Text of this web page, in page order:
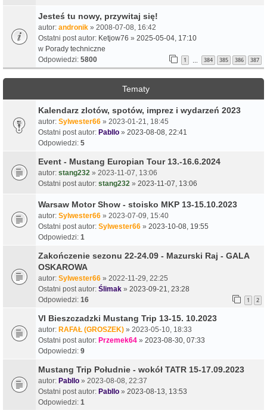
Jesteś tu nowy, przywitaj się!
autor: andronik » 2008-07-08, 16:42
Ostatni post autor: Ketjow76 » 2025-05-04, 17:10
w Porady techniczne
Odpowiedzi: 5800 1 384 385 386 387
Tematy
Kalendarz zlotów, spotów, imprez i wydarzeń 2023
autor: Sylwester66 » 2023-01-21, 18:45
Ostatni post autor: Pabllo » 2023-08-08, 22:41
Odpowiedzi: 5
Event - Mustang Europian Tour 13.-16.6.2024
autor: stang232 » 2023-11-07, 13:06
Ostatni post autor: stang232 » 2023-11-07, 13:06
Warsaw Motor Show - stoisko MKP 13-15.10.2023
autor: Sylwester66 » 2023-07-09, 15:40
Ostatni post autor: Sylwester66 » 2023-10-08, 19:55
Odpowiedzi: 1
Zakończenie sezonu 22-24.09 - Mazurski Raj - GALA
OSKAROWA
autor: Sylwester66 » 2022-11-29, 22:25
Ostatni post autor: Ślimak » 2023-09-21, 23:28
Odpowiedzi: 16 1 2
VI Bieszczadzki Mustang Trip 13-15. 10.2023
autor: RAFAŁ (GROSZEK) » 2023-05-10, 18:33
Ostatni post autor: Przemek64 » 2023-08-30, 07:33
Odpowiedzi: 9
Mustang Trip Południe - wokół TATR 15-17.09.2023
autor: Pabllo » 2023-08-08, 22:37
Ostatni post autor: Pabllo » 2023-08-13, 13:53
Odpowiedzi: 1